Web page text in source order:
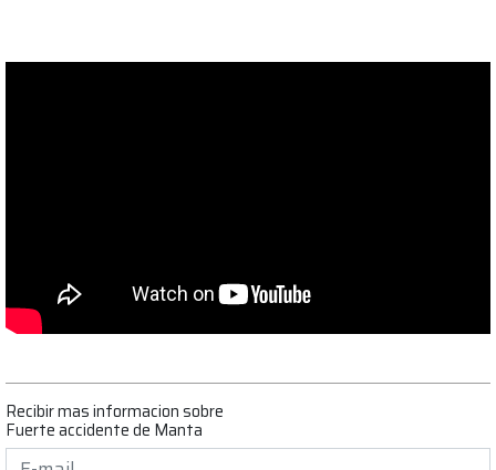
Recibir mas informacion sobre
Fuerte accidente de Manta